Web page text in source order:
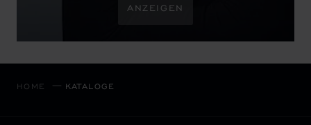
ANZEIGEN
HOME KATALOGE